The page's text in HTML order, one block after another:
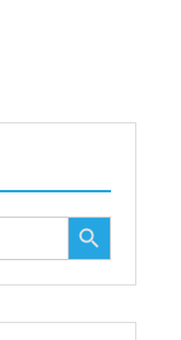
Search Button